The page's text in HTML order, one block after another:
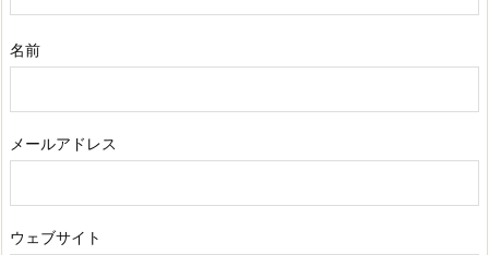
名前
メールアドレス
ウェブサイト